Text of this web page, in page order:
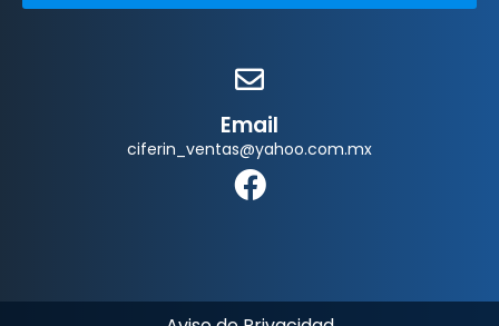
Email
ciferin_ventas@yahoo.com.mx